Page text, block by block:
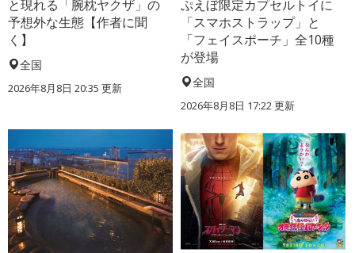
と現れる「腕枕ヤクザ」の
予想外な生態【作者に聞
く】
全国
2026年8月8日 20:35 更新
ぷえぼ限定カプセルトイに
「スマホストラップ」と
「フェイスポーチ」全10種
が登場
全国
2026年8月8日 17:22更新